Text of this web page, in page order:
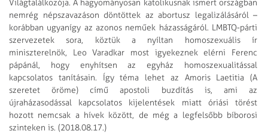
Világtalálkozója. A hagyományosan katolikusnak ismert országban
nemrég népszavazáson döntöttek az abortusz legalizálásáról –
korábban ugyanígy az azonos neműek házasságáról. LMBTQ-párti
szervezetek sora, köztük a nyíltan homoszexuális ír
miniszterelnök, Leo Varadkar most igyekeznek elérni Ferenc
pápánál, hogy enyhítsen az egyház homoszexualitással
kapcsolatos tanításain. Így téma lehet az Amoris Laetitia (A
szeretet öröme) című apostoli buzdítás is, ami az
újraházasodással kapcsolatos kijelentések miatt óriási törést
hozott nemcsak a hívek között, de még a legfelsőbb bíborosi
szinteken is. (2018.08.17.)